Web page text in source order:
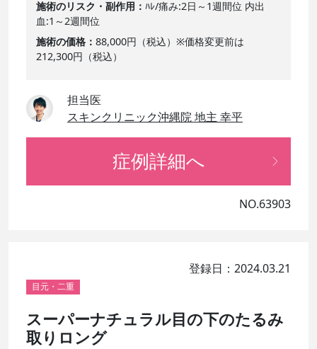
施術のリスク・副作用
ﾊﾚ/痛み:2日～1週間位 内出
血:1～2週間位
施術の価格
88,000円（税込）※価格変更前は
212,300円（税込）
担当医
スキンクリニック沖縄院 地主 幸平
症例詳細へ
NO.63903
登録日：2024.03.21
目元・二重
スーパーナチュラル目の下のたるみ
取りロング